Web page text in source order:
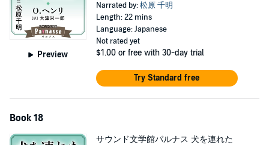
Preview
Narrated by:松原 千明
Length: 22 mins
Language: Japanese
Not rated yet
$1.00 or free with 30-day trial
Try Standard free
Book 18
サウンド文学館パルナス 犬を連れた